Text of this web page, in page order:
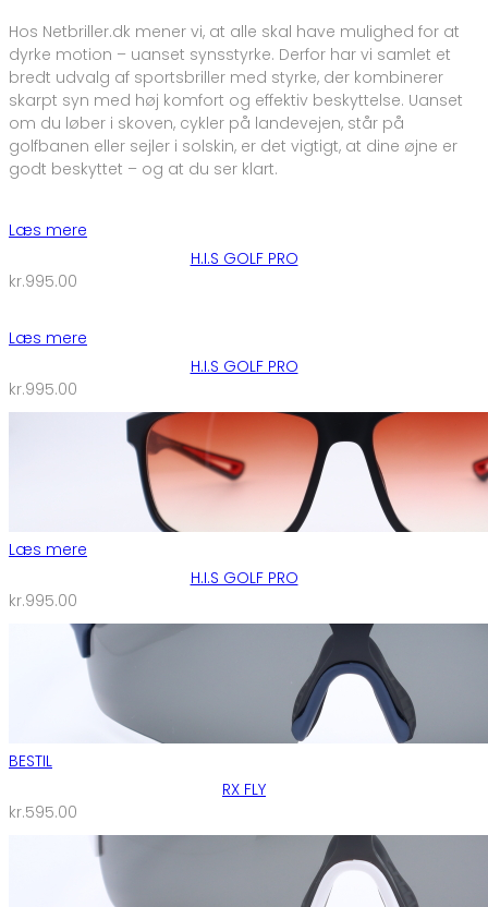
Hos Netbriller.dk mener vi, at alle skal have mulighed for at
dyrke motion – uanset synsstyrke. Derfor har vi samlet et
bredt udvalg af sportsbriller med styrke, der kombinerer
skarpt syn med høj komfort og effektiv beskyttelse. Uanset
om du løber i skoven, cykler på landevejen, står på
golfbanen eller sejler i solskin, er det vigtigt, at dine øjne er
godt beskyttet – og at du ser klart.
Læs mere
H.I.S GOLF PRO
kr.995.00
Læs mere
H.I.S GOLF PRO
kr.995.00
Læs mere
H.I.S GOLF PRO
kr.995.00
BESTIL
RX FLY
kr.595.00